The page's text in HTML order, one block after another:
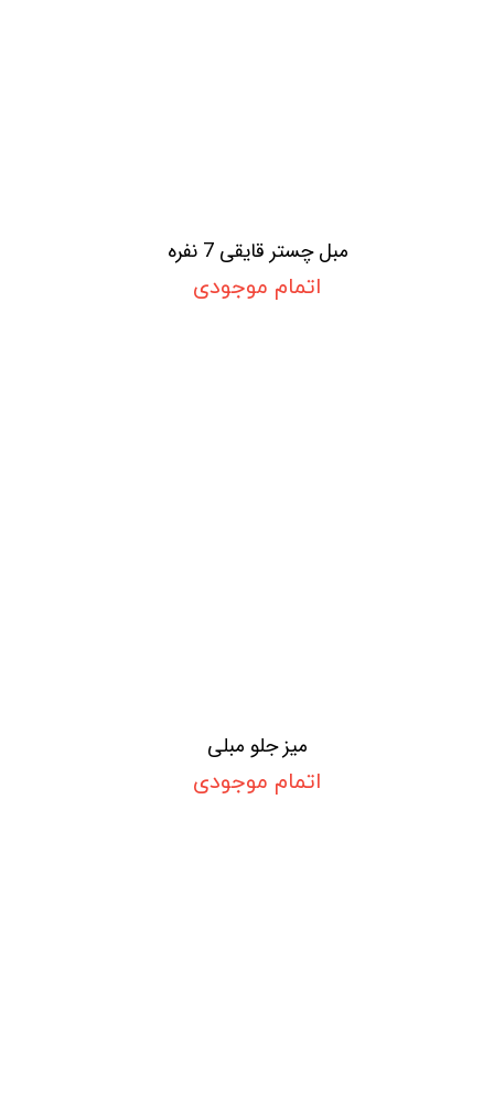
مبل چستر قایقی 7 نفره
اتمام موجودی
میز جلو مبلی
اتمام موجودی